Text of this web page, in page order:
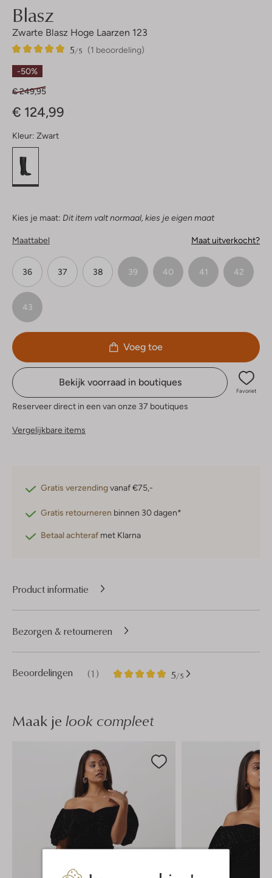
Blasz
Zwarte Blasz Hoge Laarzen 123
(1 beoordeling)
5/5
1
5
Sterren
-50%
€ 249,95
€ 124,99
Kleur: Zwart
Kies je maat: Dit item valt normaal, kies je eigen maat
Maattabel Maat uitverkocht?
36 37 38 39 40 41 42
43
Voeg toe
Bekijk voorraad in boutiques
Favoriet
Reserveer direct in een van onze 37 boutiques
Vergelijkbare items
Gratis verzendingvanaf €75,-
Gratis retourneren binnen 30 dagen*
Betaal achteraf met Klarna
Product informatie
Beoordelingen (1) 5/5
1
5
Bezorgen & retourneren
Maak je look compleet